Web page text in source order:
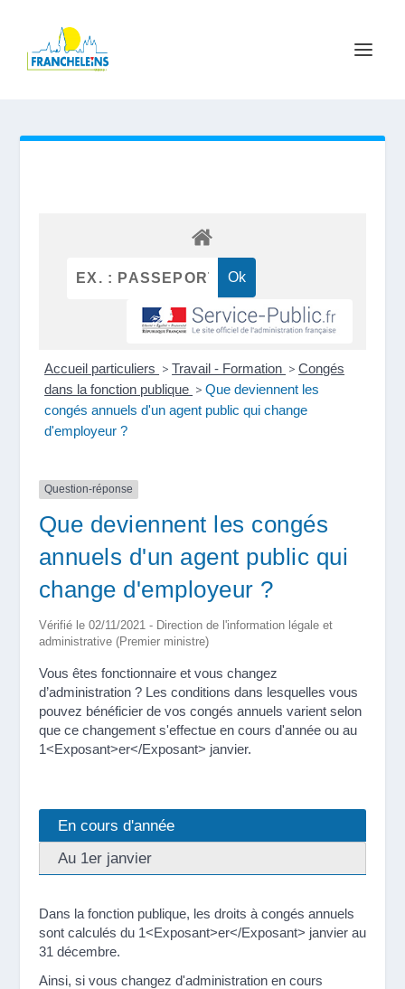
Accueil particuliers > Travail - Formation > Congés
dans la fonction publique > Que deviennent les
congés annuels d'un agent public qui change
d'employeur ?
Question-réponse
Que deviennent les congés
annuels d'un agent public qui
change d'employeur ?
Vérifié le 02/11/2021 - Direction de l'information légale et
administrative (Premier ministre)
Vous êtes fonctionnaire et vous changez
d’administration ? Les conditions dans lesquelles vous
pouvez bénéficier de vos congés annuels varient selon
que ce changement s'effectue en cours d'année ou au
1<Exposant>er</Exposant> janvier.
En cours d'année
Au 1er janvier
Dans la fonction publique, les droits à congés annuels
sont calculés du 1<Exposant>er</Exposant> janvier au
31 décembre.
Ainsi, si vous changez d'administration en cours